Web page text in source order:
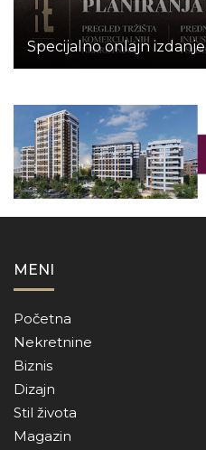
Specijalno onlajn izdanje
MENI
Početna
Nekretnine
Biznis
Dizajn
Stil života
Magazin